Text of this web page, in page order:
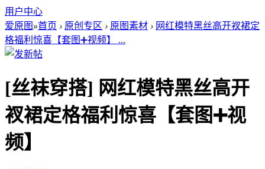
用户中心
爱原图 »首页 › 原创专区 › 原图素材 › 网红模特黑丝高开衩裙定
格福利惊喜【套图➕视频】 ...
[丝袜穿搭] 网红模特黑丝高开
衩裙定格福利惊喜【套图➕视
频】